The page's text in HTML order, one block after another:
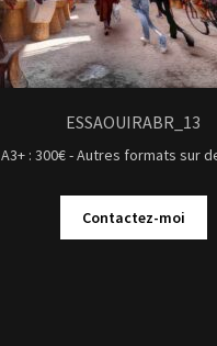
ESSAOUIRABR_13
A3+ : 300€ - Autres formats sur
Contactez-moi